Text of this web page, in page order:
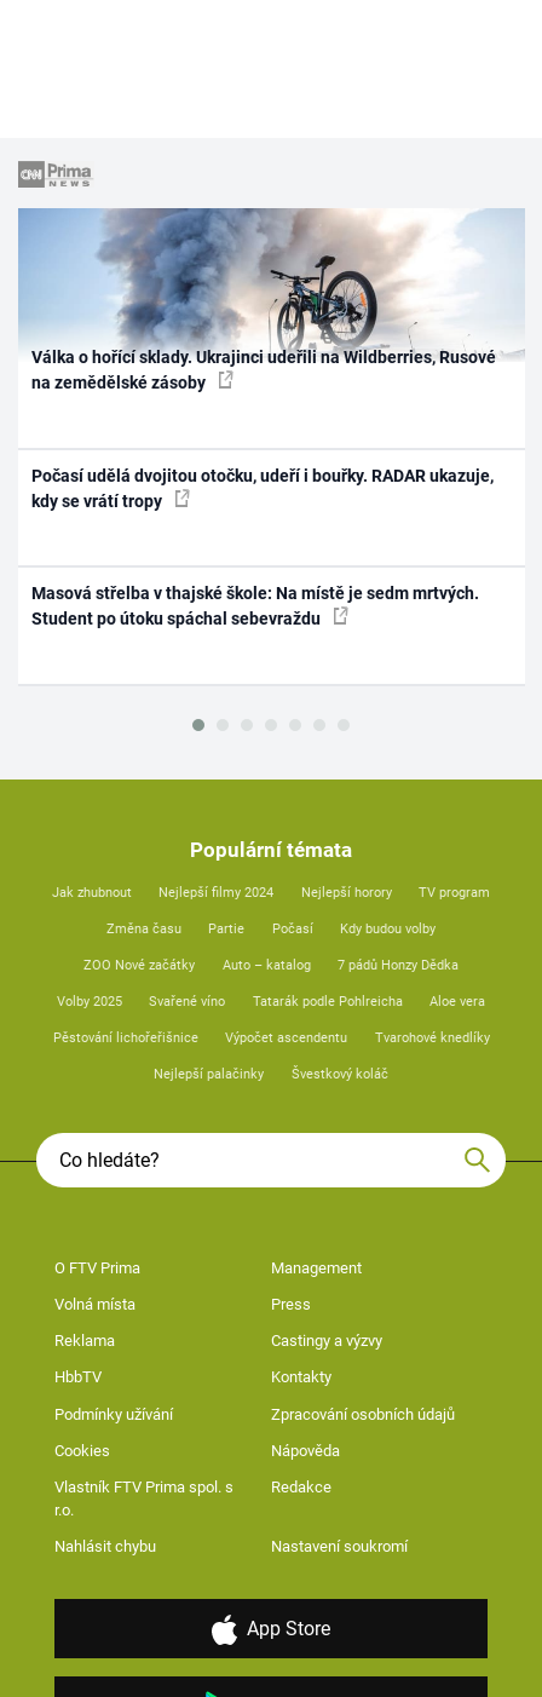
Válka o hořící sklady. Ukrajinci udeřili na Wildberries, Rusové
na zemědělské zásoby
Počasí udělá dvojitou otočku, udeří i bouřky. RADAR ukazuje,
kdy se vrátí tropy
Masová střelba v thajské škole: Na místě je sedm mrtvých.
Student po útoku spáchal sebevraždu
Populární témata
Jak zhubnout Nejlepší filmy 2024 Nejlepší horory TV program
Změna času Partie Počasí Kdy budou volby
ZOO Nové začátky Auto – katalog 7 pádů Honzy Dědka
Volby 2025 Svařené víno Tatarák podle Pohlreicha Aloe vera
Pěstování lichořeřišnice Výpočet ascendentu Tvarohové knedlíky
Nejlepší palačinky Švestkový koláč
O FTV Prima Management
Volná místa Press
Reklama Castingy a výzvy
HbbTV Kontakty
Podmínky užívání Zpracování osobních údajů
Cookies Nápověda
Vlastník FTV Prima spol. s
r.o.
Redakce
Nahlásit chybu Nastavení soukromí
App Store